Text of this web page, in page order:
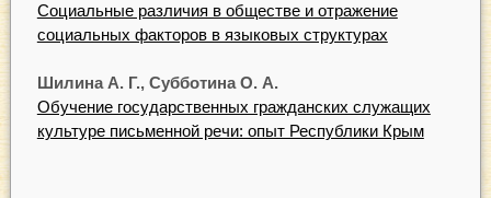
Социальные различия в обществе и отражение
социальных факторов в языковых структурах
Шилина А. Г., Субботина О. А.
Обучение государственных гражданских служащих
культуре письменной речи: опыт Республики Крым